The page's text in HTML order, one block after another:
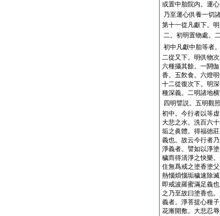
或置中胎院内。運
乃至運心供養一切
第十一從凡獻下。
二。初明置物處。
初中凡獻中胎等者
二從又下。明供物
六種攝其餘。一閼
香。五飮食。六燈
十二從復次下。明
種深義。二明諸地
四明譬説。五明觀
初中。今行者以等
大悲之水。洗百六
垢之眞體。得福徳
義也。故云今行者
淨義者。譬如以淨
穢而得清淨之快樂
住無爲戒之塗香塗
熱惱煩惱垢穢速除
即戒波羅蜜滿足義
之乃至故曰塗香也
義者。淨菩提心種
花漸開敷。大悲忍